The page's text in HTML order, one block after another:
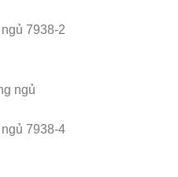
7938-2
7938-4